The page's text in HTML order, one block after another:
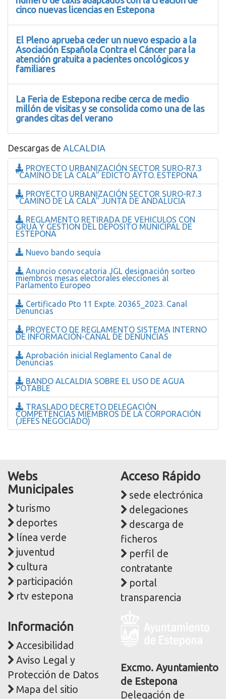
cinco nuevas licencias en Estepona
El Pleno aprueba ceder un nuevo espacio a la
Asociación Española Contra el Cáncer para la
atención gratuita a pacientes oncológicos y
familiares
La Feria de Estepona recibe cerca de medio
millón de visitas y se consolida como una de las
grandes citas del verano
Descargas de ALCALDIA
PROYECTO URBANIZACIÓN SECTOR SURO-R7.3
"CAMINO DE LA CALA" EDICTO AYTO. ESTEPONA
PROYECTO URBANIZACIÓN SECTOR SURO-R7.3
"CAMINO DE LA CALA" JUNTA DE ANDALUCIA
REGLAMENTO RETIRADA DE VEHICULOS CON
GRUA Y GESTION DEL DEPOSITO MUNICIPAL DE
ESTEPONA
Nuevo bando sequía
Anuncio convocatoria JGL designación sorteo
miembros mesas electorales elecciones al
Parlamento Europeo
Certificado Pto 11 Expte. 20365_2023. Canal
Denuncias
PROYECTO DE REGLAMENTO SISTEMA INTERNO
DE INFORMACIÓN-CANAL DE DENUNCIAS
Aprobación inicial Reglamento Canal de
Denuncias
BANDO ALCALDIA SOBRE EL USO DE AGUA
POTABLE
TRASLADO DECRETO DELEGACIÓN
COMPETENCIAS MIEMBROS DE LA CORPORACIÓN
(JEFES NEGOCIADO)
Webs
Municipales
turismo
deportes
línea verde
juventud
cultura
participación
rtv estepona
Acceso Rápido
sede electrónica
delegaciones
descarga de
ficheros
perfil de
contratante
portal
transparencia
Información
Accesibilidad
Aviso Legal y
Protección de Datos
Mapa del sitio
corporativa
Excmo. Ayuntamiento
de Estepona
Delegación de